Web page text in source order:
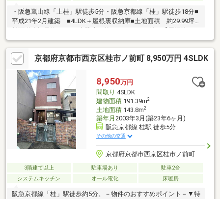
・阪急嵐山線「上桂」駅徒歩5分・阪急京都線「桂」駅徒歩18分■
平成21年2月建築 ■4LDK＋屋根裏収納庫■土地面積 約29.99坪■
設】 ・グルメシティ上桂店まで約580ｍ・セブンイレブン京都
上桂前田町店まで約210ｍ・スギ薬局桂五条店まで約240ｍ・京都
中央信用金庫桂支店まで約460ｍ・西京区役所まで約600ｍ・三菱
京都病院まで約440ｍ・桂川小学校まで約990ｍ・桂中学校まで約
300ｍ
京都府京都市西京区桂市ノ前町 8,950万円 4SLDK
8,950万円
間取り 4SLDK
建物面積191.39m2
土地面積143.8m2
築年月 2003年3月(築23年6ヶ月)
阪急京都線 桂駅 徒歩5分
その他の交通
京都府京都市西京区桂市ノ前町
3階建て以上 駐車場あり
駐車2台
システムキッチン
オール電化 床暖房
阪急京都線「桂」駅徒歩約5分。－物件のおすすめポイント－▼特